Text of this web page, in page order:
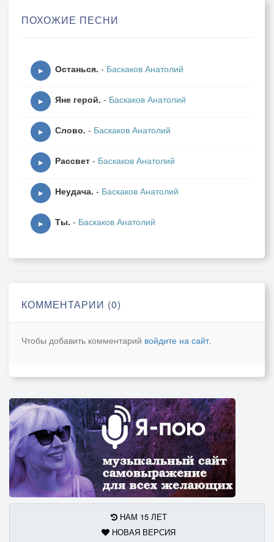
ПОХОЖИЕ ПЕСНИ
▶ Останься. - Баскаков Анатолий
▶ Яне герой. - Баскаков Анатолий
▶ Слово. - Баскаков Анатолий
▶ Рассвет - Баскаков Анатолий
▶ Неудача. - Баскаков Анатолий
▶ Ты. - Баскаков Анатолий
КОММЕНТАРИИ (0)
Чтобы добавить комментарий войдите на сайт.
НАМ 15 ЛЕТ
НОВАЯ ВЕРСИЯ